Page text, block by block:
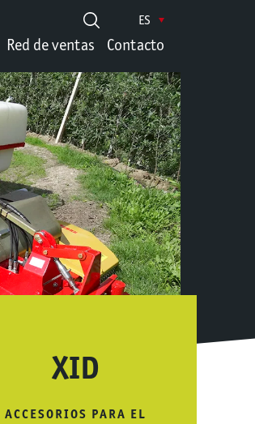
Red de ventas Contacto
ES
XID
ACCESORIOS PARA EL